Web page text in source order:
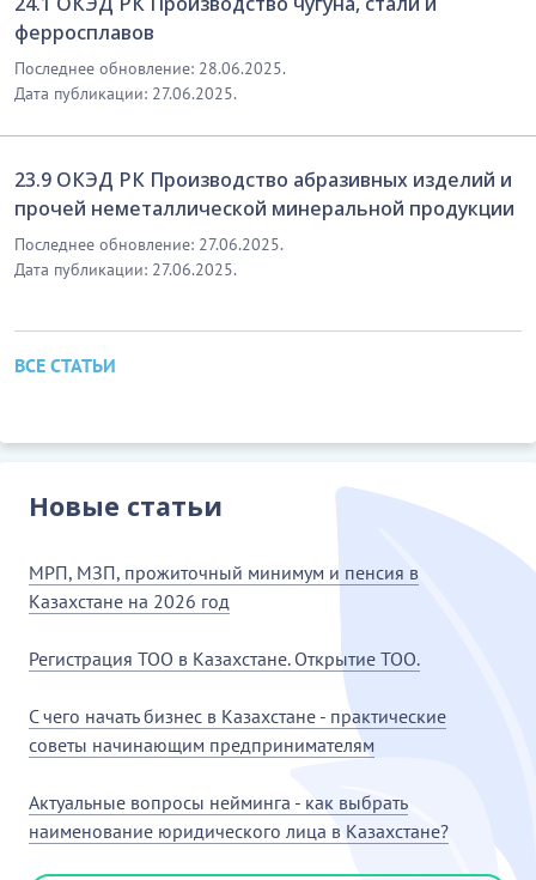
ферросплавов
Последнее обновление: 28.06.2025.
Дата публикации: 27.06.2025.
23.9 ОКЭД РК Производство абразивных изделий и
прочей неметаллической минеральной продукции
Последнее обновление: 27.06.2025.
Дата публикации: 27.06.2025.
ВСЕ СТАТЬИ
Новые статьи
МРП, МЗП, прожиточный минимум и пенсия в
Казахстане на 2026 год
Регистрация ТОО в Казахстане. Открытие ТОО.
С чего начать бизнес в Казахстане - практические
советы начинающим предпринимателям
Актуальные вопросы нейминга - как выбрать
наименование юридического лица в Казахстане?